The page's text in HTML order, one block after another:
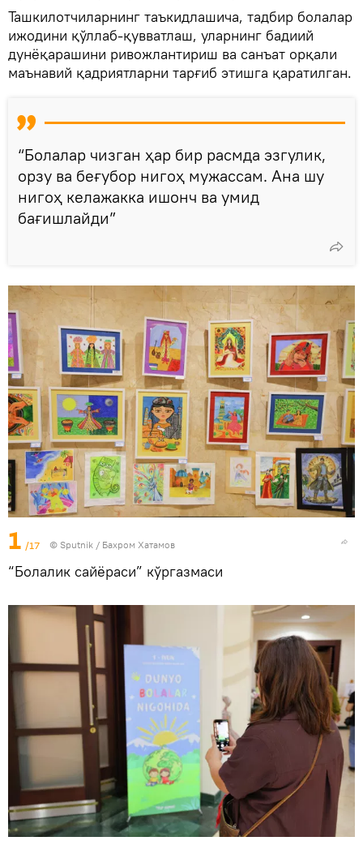
Ташкилотчиларнинг таъкидлашича, тадбир болалар
ижодини қўллаб-қувватлаш, уларнинг бадиий
дунёқарашини ривожлантириш ва санъат орқали
маънавий қадриятларни тарғиб этишга қаратилган.
“Болалар чизган ҳар бир расмда эзгулик,
орзу ва беғубор нигоҳ мужассам. Ана шу
нигоҳ келажакка ишонч ва умид
бағишлайди”
1 /17 © Sputnik / Бахром Хатамов
“Болалик сайёраси” кўргазмаси